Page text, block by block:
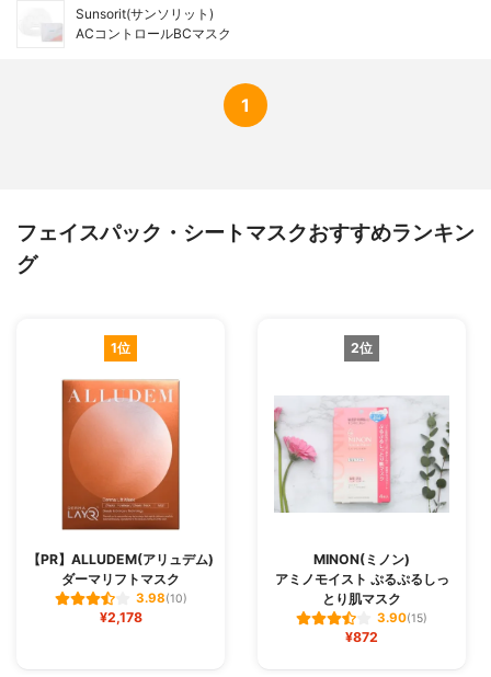
Sunsorit(サンソリット)
ACコントロールBCマスク
1
フェイスパック・シートマスクおすすめランキン
グ
1位
【PR】ALLUDEM(アリュデム)
ダーマリフトマスク
3.98(10)
¥2,178
2位
MINON(ミノン)
アミノモイスト ぷるぷるしっ
とり肌マスク
3.90(15)
¥872